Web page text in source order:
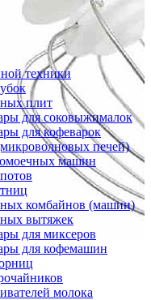
техники
плит
для соковыжималок
для кофеварок
печей)
машин
комбайнов (машин)
вытяжек
для миксеров
для кофемашин
молока